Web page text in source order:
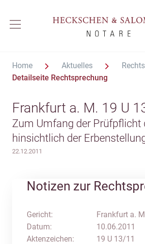
Home Aktuelles
Detailseite Rechtsprechung
Frankfurt a. M. 19 U
Zum Umfang der Prüfpflicht
hinsichtlich der
22.12.2011
Notizen zur
Gericht:
Datum:
Aktenzeichen:
Frankfurt a.
10.06.2011
19 U 13/11